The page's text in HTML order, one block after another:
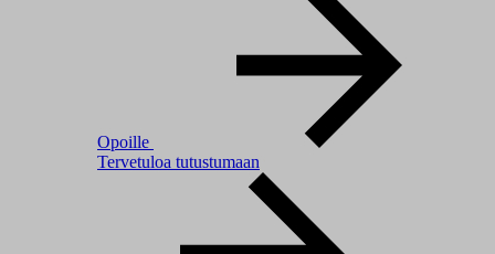
Opoille
Tervetuloa tutustumaan